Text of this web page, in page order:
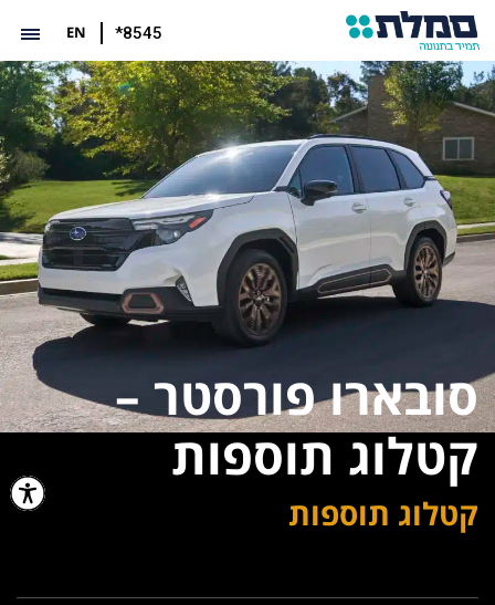
*8545
EN
סובארו פורסטר –
קטלוג תוספות
קטלוג תוספות